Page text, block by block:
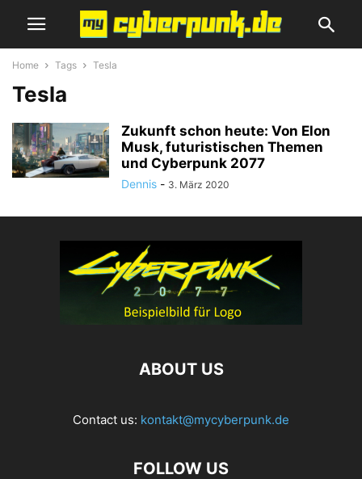
Home Tags Tesla
Tesla
Zukunft schon heute: Von Elon
Musk, futuristischen Themen
und Cyberpunk 2077
Dennis - 3. März 2020
ABOUT US
Contact us: kontakt@mycyberpunk.de
FOLLOW US